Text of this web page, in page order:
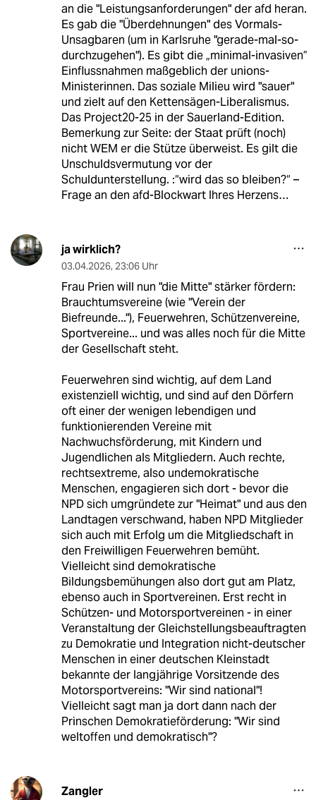
an die "Leistungsanforderungen" der afd heran.
Es gab die "Überdehnungen" des Vormals-
Unsagbaren (um in Karlsruhe "gerade-mal-so-
durchzugehen"). Es gibt die „minimal-invasiven”
Einflussnahmen maßgeblich der unions-
Ministerinnen. Das soziale Milieu wird "sauer"
und zielt auf den Kettensägen-Liberalismus.
Das Project20-25 in der Sauerland-Edition.
Bemerkung zur Seite: der Staat prüft (noch)
nicht WEM er die Stütze überweist. Es gilt die
Unschuldsvermutung vor der
Schuldunterstellung. :“wird das so bleiben?“ –
Frage an den afd-Blockwart Ihres Herzens…
ja wirklich?
03.04.2026, 23:06 Uhr
Frau Prien will nun "die Mitte" stärker fördern:
Brauchtumsvereine (wie "Verein der
Biefreunde..."), Feuerwehren, Schützenvereine,
Sportvereine... und was alles noch für die Mitte
der Gesellschaft steht.
Feuerwehren sind wichtig, auf dem Land
existenziell wichtig, und sind auf den Dörfern
oft einer der wenigen lebendigen und
funktionierenden Vereine mit
Nachwuchsförderung, mit Kindern und
Jugendlichen als Mitgliedern. Auch rechte,
rechtsextreme, also undemokratische
Menschen, engagieren sich dort - bevor die
NPD sich umgründete zur "Heimat" und aus den
Landtagen verschwand, haben NPD Mitglieder
sich auch mit Erfolg um die Mitgliedschaft in
den Freiwilligen Feuerwehren bemüht.
Vielleicht sind demokratische
Bildungsbemühungen also dort gut am Platz,
ebenso auch in Sportvereinen. Erst recht in
Schützen- und Motorsportvereinen - in einer
Veranstaltung der Gleichstellungsbeauftragten
zu Demokratie und Integration nicht-deutscher
Menschen in einer deutschen Kleinstadt
bekannte der langjährige Vorsitzende des
Motorsportvereins: "Wir sind national"!
Vielleicht sagt man ja dort dann nach der
Prinschen Demokratieförderung: "Wir sind
weltoffen und demokratisch"?
Zangler